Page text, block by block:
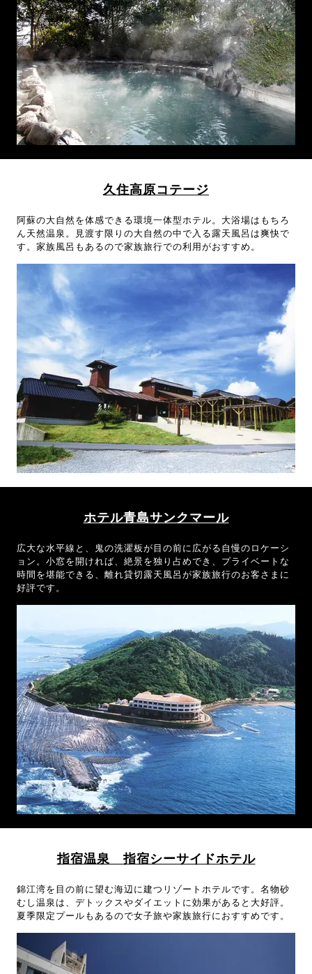
久住高原コテージ
阿蘇の大自然を体感できる環境一体型ホテル。大浴場はもちろ
ん天然温泉。見渡す限りの大自然の中で入る露天風呂は爽快で
す。家族風呂もあるので家族旅行での利用がおすすめ。
ホテル青島サンクマール
広大な水平線と、鬼の洗濯板が目の前に広がる自慢のロケーシ
ョン。小窓を開ければ、絶景を独り占めでき、プライベートな
時間を堪能できる、離れ貸切露天風呂が家族旅行のお客さまに
好評です。
指宿温泉 指宿シーサイドホテル
錦江湾を目の前に望む海辺に建つリゾートホテルです。名物砂
むし温泉は、デトックスやダイエットに効果があると大好評。
夏季限定プールもあるので女子旅や家族旅行におすすめです。